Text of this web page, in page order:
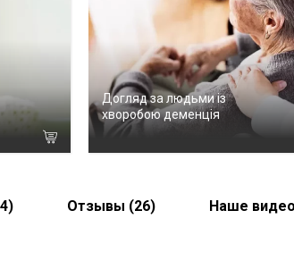
Догляд за людьми із
хворобою деменція
Отзывы (26) Наше